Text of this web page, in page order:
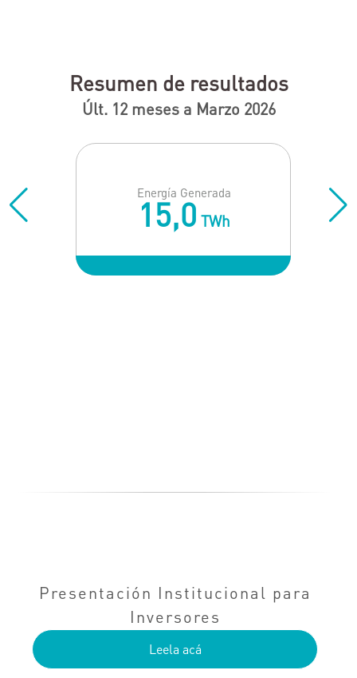
Resumen de resultados
Últ. 12 meses a Marzo 2026
Energía Generada
15,0TWh
Presentación Institucional para
Inversores
Leela acá